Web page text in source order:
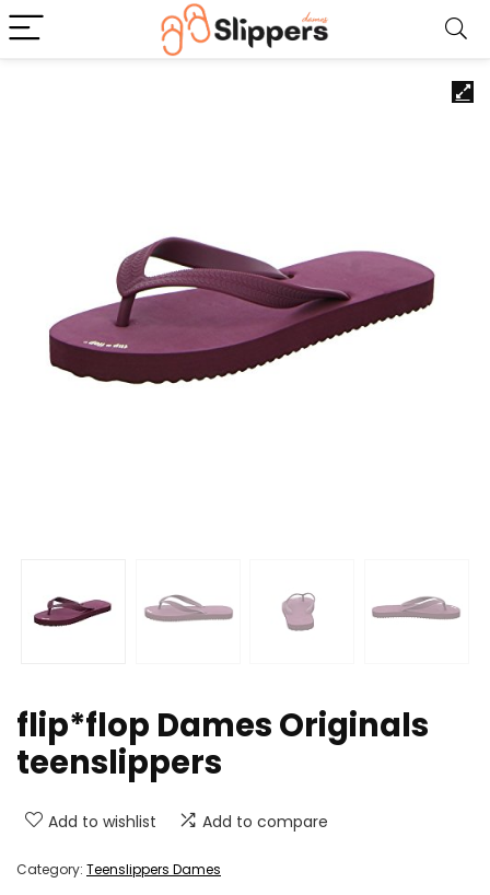
flip*flop Dames Originals
teenslippers
Add to wishlist Add to compare
Category: Teenslippers Dames